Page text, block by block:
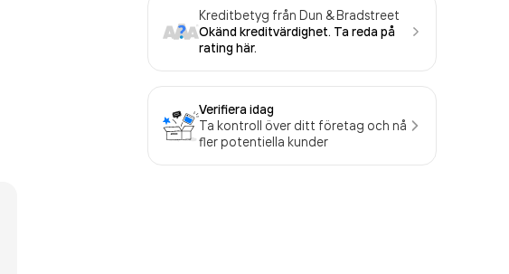
Kreditbetyg från Dun & Bradstreet
Okänd kreditvärdighet. Ta reda på
rating här.
Verifiera idag
Ta kontroll över ditt företag och nå
fler potentiella kunder